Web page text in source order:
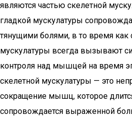
являются частью скелетной
гладкой мускулатуры
тянущими болями, в то время как
мускулатуры всегда вызывают
контроля над мышцей на время
скелетной мускулатуры — это
сокращение мышц, которое
сопровождается выраженной